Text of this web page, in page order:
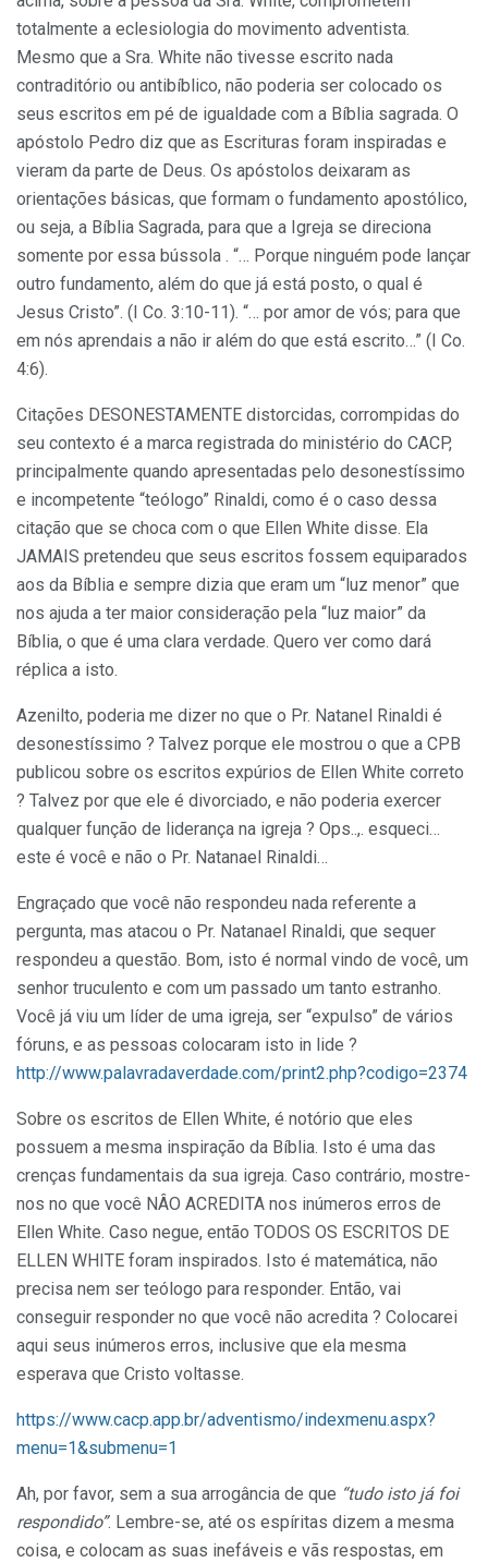
totalmente a eclesiologia do movimento adventista.
Mesmo que a Sra. White não tivesse escrito nada
contraditório ou antibíblico, não poderia ser colocado os
seus escritos em pé de igualdade com a Bíblia sagrada. O
apóstolo Pedro diz que as Escrituras foram inspiradas e
vieram da parte de Deus. Os apóstolos deixaram as
orientações básicas, que formam o fundamento apostólico,
ou seja, a Bíblia Sagrada, para que a Igreja se direciona
somente por essa bússola . “… Porque ninguém pode lançar
outro fundamento, além do que já está posto, o qual é
Jesus Cristo”. (I Co. 3:10-11). “… por amor de vós; para que
em nós aprendais a não ir além do que está escrito…” (I Co.
4:6).
Citações DESONESTAMENTE distorcidas, corrompidas do
seu contexto é a marca registrada do ministério do CACP,
principalmente quando apresentadas pelo desonestíssimo
e incompetente “teólogo” Rinaldi, como é o caso dessa
citação que se choca com o que Ellen White disse. Ela
JAMAIS pretendeu que seus escritos fossem equiparados
aos da Bíblia e sempre dizia que eram um “luz menor” que
nos ajuda a ter maior consideração pela “luz maior” da
Bíblia, o que é uma clara verdade. Quero ver como dará
réplica a isto.
Azenilto, poderia me dizer no que o Pr. Natanel Rinaldi é
desonestíssimo ? Talvez porque ele mostrou o que a CPB
publicou sobre os escritos expúrios de Ellen White correto
? Talvez por que ele é divorciado, e não poderia exercer
qualquer função de liderança na igreja ? Ops..,. esqueci…
este é você e não o Pr. Natanael Rinaldi…
Engraçado que você não respondeu nada referente a
pergunta, mas atacou o Pr. Natanael Rinaldi, que sequer
respondeu a questão. Bom, isto é normal vindo de você, um
senhor truculento e com um passado um tanto estranho.
Você já viu um líder de uma igreja, ser “expulso” de vários
fóruns, e as pessoas colocaram isto in lide ?
http://www.palavradaverdade.com/print2.php?codigo=2374
Sobre os escritos de Ellen White, é notório que eles
possuem a mesma inspiração da Bíblia. Isto é uma das
crenças fundamentais da sua igreja. Caso contrário, mostre-
nos no que você NÂO ACREDITA nos inúmeros erros de
Ellen White. Caso negue, então TODOS OS ESCRITOS DE
ELLEN WHITE foram inspirados. Isto é matemática, não
precisa nem ser teólogo para responder. Então, vai
conseguir responder no que você não acredita ? Colocarei
aqui seus inúmeros erros, inclusive que ela mesma
esperava que Cristo voltasse.
https://www.cacp.app.br/adventismo/indexmenu.aspx?
menu=1&submenu=1
Ah, por favor, sem a sua arrogância de que “tudo isto já foi
respondido”. Lembre-se, até os espíritas dizem a mesma
coisa, e colocam as suas inefáveis e vãs respostas, em